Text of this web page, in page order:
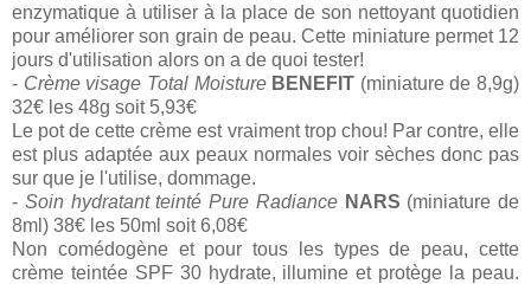
enzymatique à utiliser à la place de son nettoyant quotidien
pour améliorer son grain de peau. Cette miniature permet 12
jours d'utilisation alors on a de quoi tester!
- Crème visage Total Moisture BENEFIT (miniature de 8,9g)
32€ les 48g soit 5,93€
Le pot de cette crème est vraiment trop chou! Par contre, elle
est plus adaptée aux peaux normales voir sèches donc pas
sur que je l'utilise, dommage.
- Soin hydratant teinté Pure Radiance NARS (miniature de
8ml) 38€ les 50ml soit 6,08€
Non comédogène et pour tous les types de peau, cette
crème teintée SPF 30 hydrate, illumine et protège la peau.